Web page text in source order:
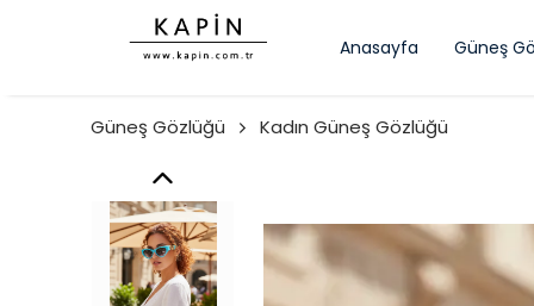
Anasayfa Güneş
Güneş Gözlüğü Kadın Güneş Gözlüğü